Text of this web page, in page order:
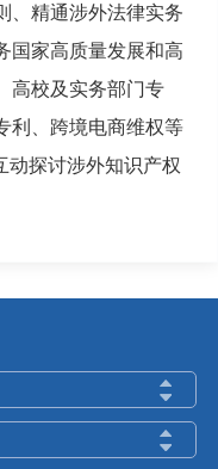
、精通涉外法律实务
国家高质量发展和高
高校及实务部门专
利、跨境电商维权等
动探讨涉外知识产权